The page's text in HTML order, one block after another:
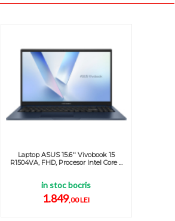
Laptop ASUS 15.6'' Vivobook 15
R1504VA, FHD, Procesor Intel Core ...
in stoc bocris
1.849,00 LEI